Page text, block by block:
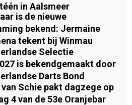
in Aalsmeer
is de nieuwe
bekend: Jermaine
tekent bij Winmau
Selectie
is bekendgemaakt door
Darts Bond
Schie pakt dagzege op
4 van de 53e Oranjebar